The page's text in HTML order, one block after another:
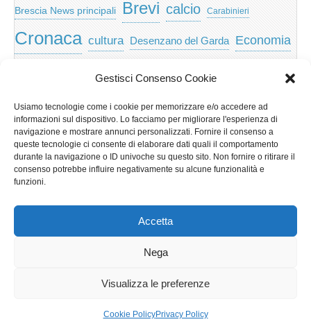
Gestisci Consenso Cookie
Usiamo tecnologie come i cookie per memorizzare e/o accedere ad
informazioni sul dispositivo. Lo facciamo per migliorare l'esperienza di
navigazione e mostrare annunci personalizzati. Fornire il consenso a
queste tecnologie ci consente di elaborare dati quali il comportamento
durante la navigazione o ID univoche su questo sito. Non fornire o ritirare il
consenso potrebbe influire negativamente su alcune funzionalità e
funzioni.
Accetta
Nega
Visualizza le preferenze
Cookie PolicyPrivacy Policy
Brescia News principali Brevi calcio Carabinieri
Cronaca cultura Desenzano del Garda Economia
lago di garda Musica Nera news Notizie
Notizie dal Garda
Notizie Lombardia
Notizie per categoria Notizie Provincia di Brescia
Regione Lombardia
Sport Storia Territorio turismo
The Magazine Basic Theme bybavotasan.com
Privacy e cookie: questo sito utilizza i cookie. Continuando a utilizzare
Informativa sui cookie